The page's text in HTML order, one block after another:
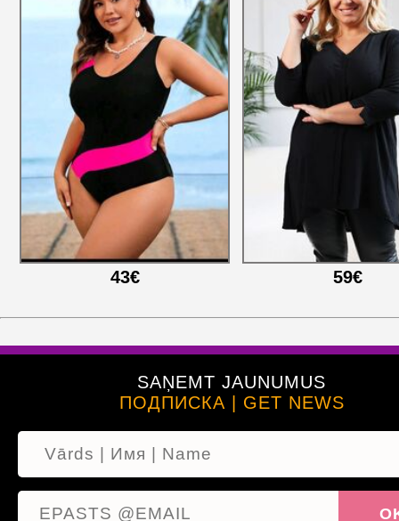
43€ 59€
SAŅEMT JAUNUMUS
ПОДПИСКА | GET NEWS